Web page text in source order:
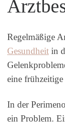
Regelmäßige
Gesundheit in
eine
In der
ein Problem.